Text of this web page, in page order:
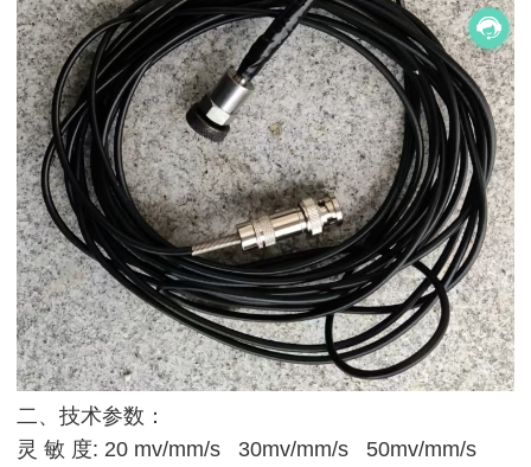
二、技术参数：
灵 敏 度: 20 mv/mm/s 30mv/mm/s 50mv/mm/s